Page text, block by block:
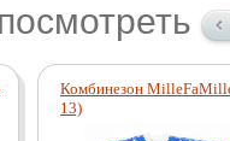
Комбинезон
13)